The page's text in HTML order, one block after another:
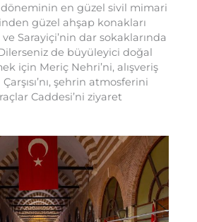
döneminin en güzel sivil mimari
güzel ahşap konakları
ve Sarayiçi’nin dar sokaklarında
de büyüleyici doğal
için Meriç Nehri’ni, alışveriş
şehrin atmosferini
Caddesi’ni ziyaret